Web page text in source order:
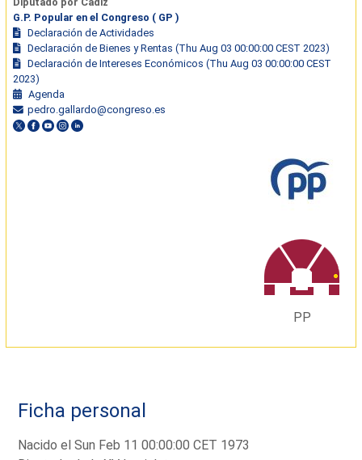
G.P. Popular en el Congreso ( GP )
Declaración de Actividades
Declaración de Bienes y Rentas (Thu Aug 03 00:00:00 CEST 2023)
Declaración de Intereses Económicos (Thu Aug 03 00:00:00 CEST
2023)
Agenda
pedro.gallardo@congreso.es
PP
Ficha personal
Nacido el Sun Feb 11 00:00:00 CET 1973